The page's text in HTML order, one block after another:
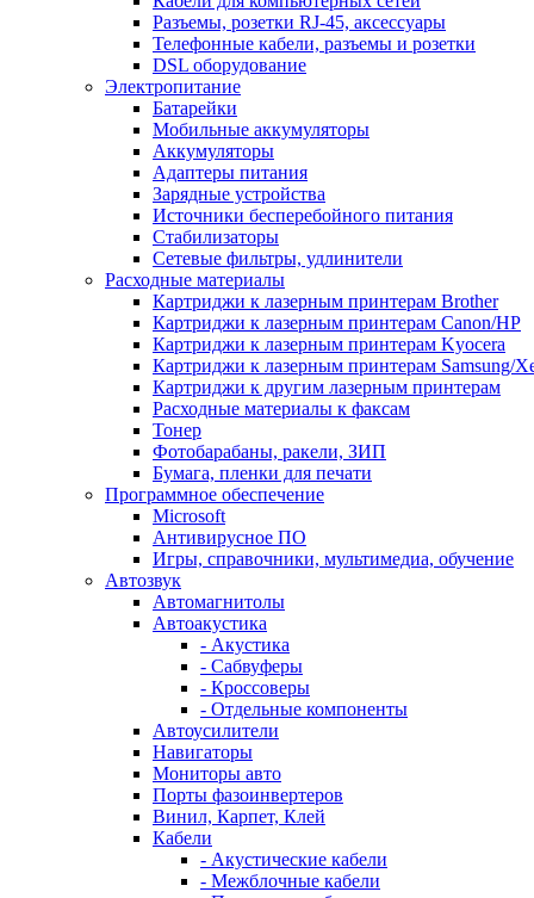
Разъемы, розетки RJ-45, аксессуары
Телефонные кабели, разъемы и розетки
DSL оборудование
Электропитание
Батарейки
Мобильные аккумуляторы
Аккумуляторы
Адаптеры питания
Зарядные устройства
Источники бесперебойного питания
Стабилизаторы
Сетевые фильтры, удлинители
Расходные материалы
Картриджи к лазерным принтерам Brother
Картриджи к лазерным принтерам Canon/HP
Картриджи к лазерным принтерам Kyocera
Картриджи к лазерным принтерам Samsung/
Картриджи к другим лазерным принтерам
Расходные материалы к факсам
Тонер
Фотобарабаны, ракели, ЗИП
Бумага, пленки для печати
Программное обеспечение
Microsoft
Антивирусное ПО
Игры, справочники, мультимедиа, обучение
Автозвук
Автомагнитолы
Автоакустика
- Акустика
- Сабвуферы
- Кроссоверы
- Отдельные компоненты
Автоусилители
Навигаторы
Мониторы авто
Порты фазоинвертеров
Винил, Карпет, Клей
Кабели
- Акустические кабели
- Межблочные кабели